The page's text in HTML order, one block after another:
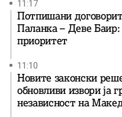
11:17
Потпишани
Паланка – Деве
приоритет
11:10
Новите законски
обновливи извори ја
независност на